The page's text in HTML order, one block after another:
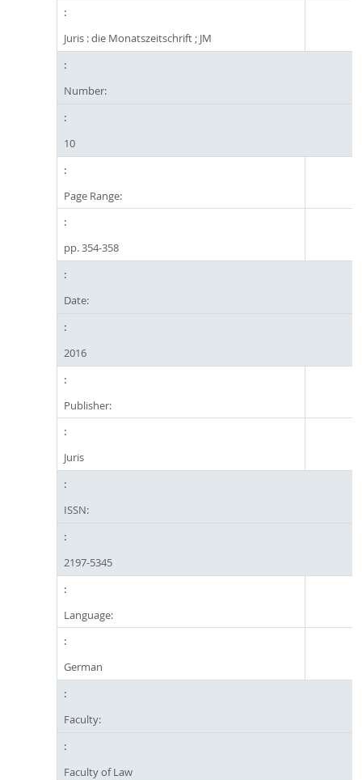
Juris : die Monatszeitschrift ; JM
Number:
10
Page Range:
pp. 354-358
Date:
2016
Publisher:
Juris
ISSN:
2197-5345
Language:
German
Faculty:
Faculty of Law